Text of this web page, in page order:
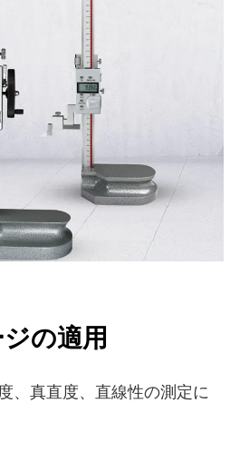
の適用
、真直度、直線性の測定に